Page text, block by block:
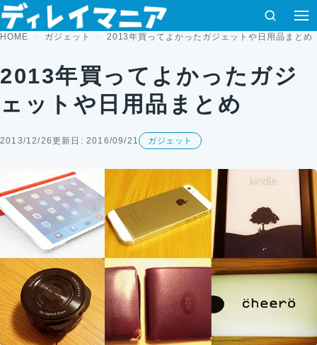
コンテンツへスキップ
検索
HOME ガジェット 2013年買ってよかったガジェットや日用品まとめ
2013年買ってよかったガジ
ェットや日用品まとめ
2013/12/26更新日: 2016/09/21 ガジェット